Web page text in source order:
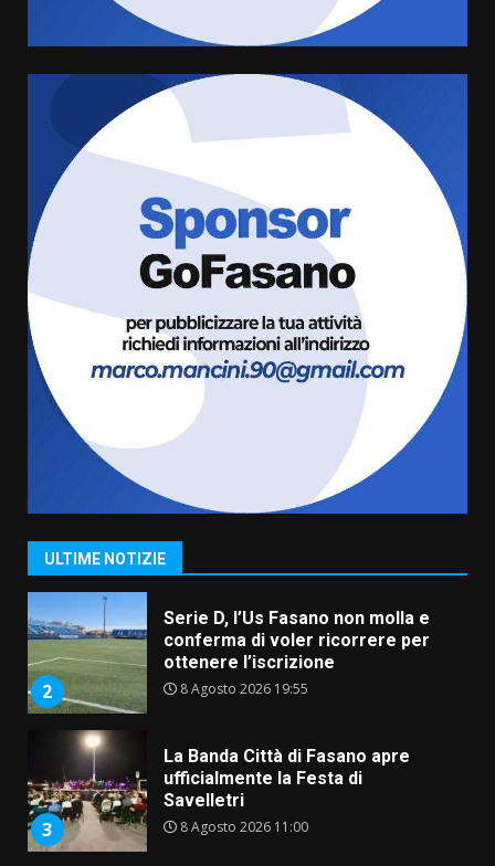
ULTIME NOTIZIE
Sostenibile: premiati gli studenti
universitari del bando “La strada
giusta”
8 Agosto 2026 07:15
“I Contestatori: Musica di
Rivoluzione”: nuovo
appuntamento con “Fasano in
Banda”
7 Agosto 2026 06:05
US Fasano, Scianaro: “Profonda
amarezza per esclusione dal
campionato di calcio”
7 Agosto 2026 06:00
1
Grande successo per la “Sagra
del Pesce Spada” a Savelletri
9 Agosto 2026 07:32
2
Serie D, l’Us Fasano non molla e
conferma di voler ricorrere per
ottenere l’iscrizione
8 Agosto 2026 19:55
3
La Banda Città di Fasano apre
ufficialmente la Festa di
Savelletri
8 Agosto 2026 11:00